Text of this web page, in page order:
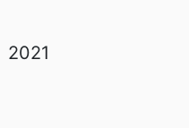
2021